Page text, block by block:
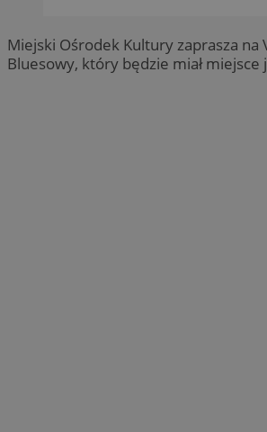
Miejski Ośrodek Kultury zaprasza na
Bluesowy, który będzie miał miejsce